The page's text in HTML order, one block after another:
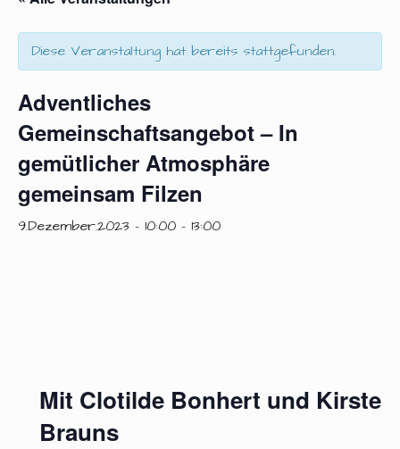
Diese Veranstaltung hat bereits stattgefunden.
Adventliches
Gemeinschaftsangebot – In
gemütlicher Atmosphäre
gemeinsam Filzen
9.Dezember.2023 - 10:00 - 13:00
Mit Clotilde Bonhert und Kirsten
Brauns